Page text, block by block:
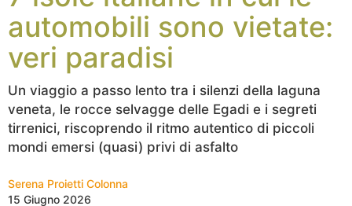
automobili sono vietate:
veri paradisi
Un viaggio a passo lento tra i silenzi della laguna
veneta, le rocce selvagge delle Egadi e i segreti
tirrenici, riscoprendo il ritmo autentico di piccoli
mondi emersi (quasi) privi di asfalto
Serena Proietti Colonna
15 Giugno 2026